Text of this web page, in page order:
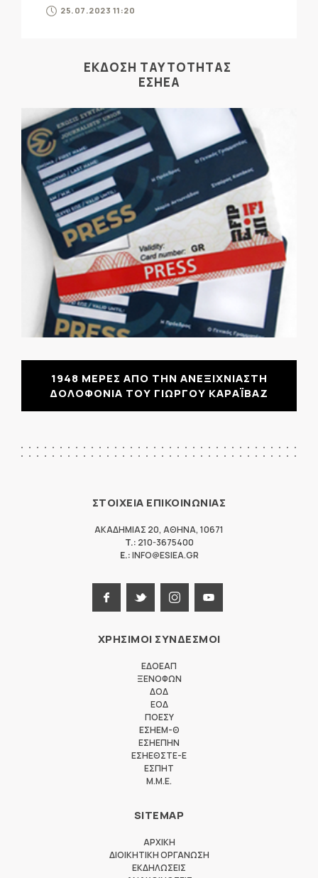
25.07.2023 11:20
ΕΚΔΟΣΗ ΤΑΥΤΟΤΗΤΑΣ
ΕΣΗΕΑ
1948 ΜΕΡΕΣ ΑΠΟ ΤΗΝ ΑΝΕΞΙΧΝΙΑΣΤΗ
ΔΟΛΟΦΟΝΙΑ ΤΟΥ ΓΙΩΡΓΟΥ ΚΑΡΑΪΒΑΖ
ΣΤΟΙΧΕΙΑ ΕΠΙΚΟΙΝΩΝΙΑΣ
ΑΚΑΔΗΜΙΑΣ 20, ΑΘΗΝΑ, 10671
T.: 210-3675400
E.:INFO@ESIEA.GR
ΧΡΗΣΙΜΟΙ ΣΥΝΔΕΣΜΟΙ
ΕΔΟΕΑΠ
ΞΕΝΟΦΩΝ
ΔΟΔ
ΕΟΔ
ΠΟΕΣΥ
ΕΣΗΕΜ-Θ
ΕΣΗΕΠΗΝ
ΕΣΗΕΘΣΤΕ-Ε
ΕΣΠΗΤ
M.M.E.
SITEMAP
ΑΡΧΙΚΗ
ΔΙΟΙΚΗΤΙΚΗ ΟΡΓΑΝΩΣΗ
ΕΚΔΗΛΩΣΕΙΣ